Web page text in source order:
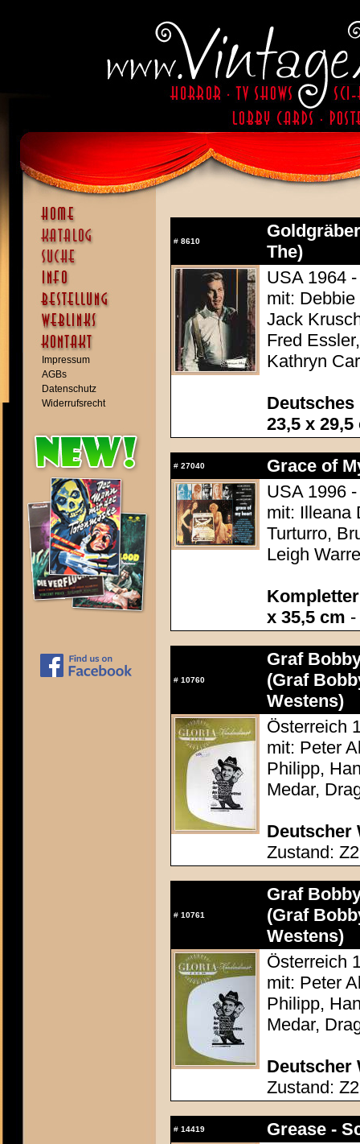
Impressum
AGBs
Datenschutz
Widerrufsrecht
# 8610
The)
USA 1964
mit:
Jack
Fred
Kathryn
23,5 x 29,5
# 27040
Grace of
USA 1996
mit: Illeana
Turturro,
Leigh
x 35,5 cm
# 10760
Graf
(Graf
Westens)
Österreich
mit: Peter
Philipp,
Medar,
Deutscher
Zustand: Z2
# 10761
Graf
(Graf
Westens)
Österreich
mit: Peter
Philipp,
Medar,
Deutscher
Zustand: Z2
# 14419
Grease -